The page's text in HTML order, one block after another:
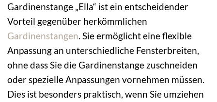
Gardinenstange „Ella“ ist ein entscheidender
Vorteil gegenüber herkömmlichen
Gardinenstangen. Sie ermöglicht eine flexible
Anpassung an unterschiedliche Fensterbreiten,
ohne dass Sie die Gardinenstange zuschneiden
oder spezielle Anpassungen vornehmen müssen.
Dies ist besonders praktisch, wenn Sie umziehen